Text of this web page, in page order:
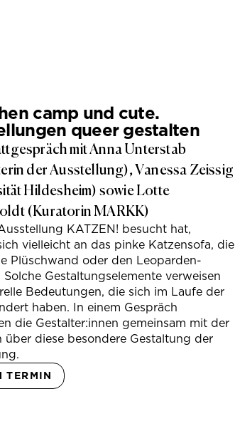
camp und cute.
queer gestalten
mit Anna Unterstab
der Ausstellung), Vanessa Zeissig
Hildesheim) sowie Lotte
(Kuratorin MARKK)
KATZEN! besucht hat,
vielleicht an das pinke Katzensofa, die
Plüschwand oder den Leoparden-
Solche Gestaltungselemente verweisen
Bedeutungen, die sich im Laufe der
haben. In einem Gespräch
die Gestalter:innen gemeinsam mit der
über diese besondere Gestaltung der
TERMIN